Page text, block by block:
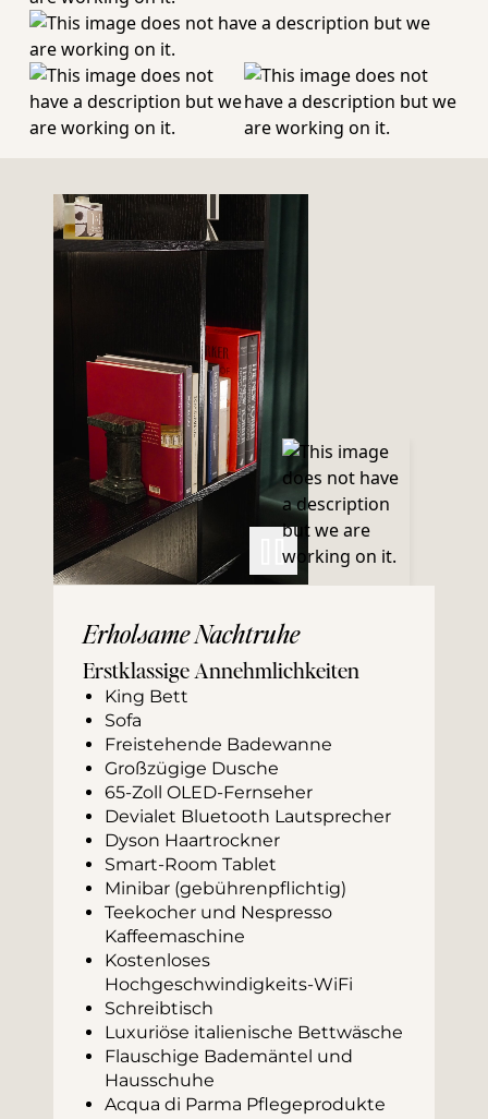
Erholsame Nachtruhe
Erstklassige Annehmlichkeiten
King Bett
Sofa
Freistehende Badewanne
Großzügige Dusche
65-Zoll OLED-Fernseher
Devialet Bluetooth Lautsprecher
Dyson Haartrockner
Smart-Room Tablet
Minibar (gebührenpflichtig)
Teekocher und Nespresso
Kaffeemaschine
Kostenloses
Hochgeschwindigkeits-WiFi
Schreibtisch
Luxuriöse italienische Bettwäsche
Flauschige Bademäntel und
Hausschuhe
Acqua di Parma Pflegeprodukte